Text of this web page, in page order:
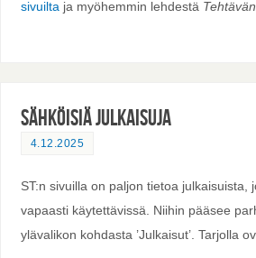
sivuilta ja myöhemmin lehdestä
Sähköisiä julkaisuja
4.12.2025
ST:n sivuilla on paljon tietoa julkaisuista,
vapaasti käytettävissä. Niihin pääsee
ylävalikon kohdasta ’Julkaisut’. Tarjolla